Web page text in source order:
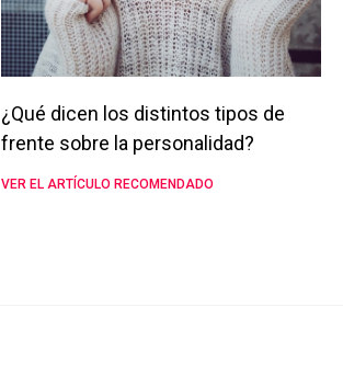
¿Qué dicen los distintos tipos de
frente sobre la personalidad?
VER EL ARTÍCULO RECOMENDADO